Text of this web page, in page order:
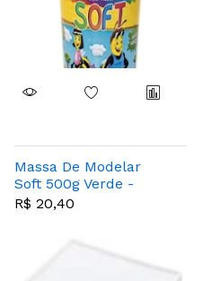
Massa De Modelar
Soft 500g Verde -
Acrilex - 073500101
R$ 20,40